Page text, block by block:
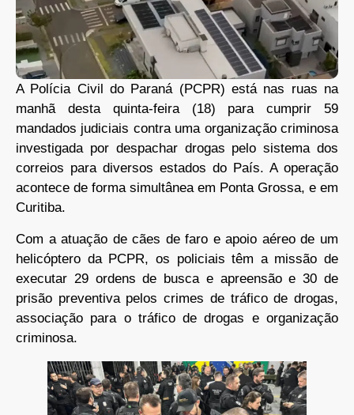
A Polícia Civil do Paraná (PCPR) está nas ruas na
manhã desta quinta-feira (18) para cumprir 59
mandados judiciais contra uma organização criminosa
investigada por despachar drogas pelo sistema dos
correios para diversos estados do País. A operação
acontece de forma simultânea em Ponta Grossa, e em
Curitiba.
Com a atuação de cães de faro e apoio aéreo de um
helicóptero da PCPR, os policiais têm a missão de
executar 29 ordens de busca e apreensão e 30 de
prisão preventiva pelos crimes de tráfico de drogas,
associação para o tráfico de drogas e organização
criminosa.